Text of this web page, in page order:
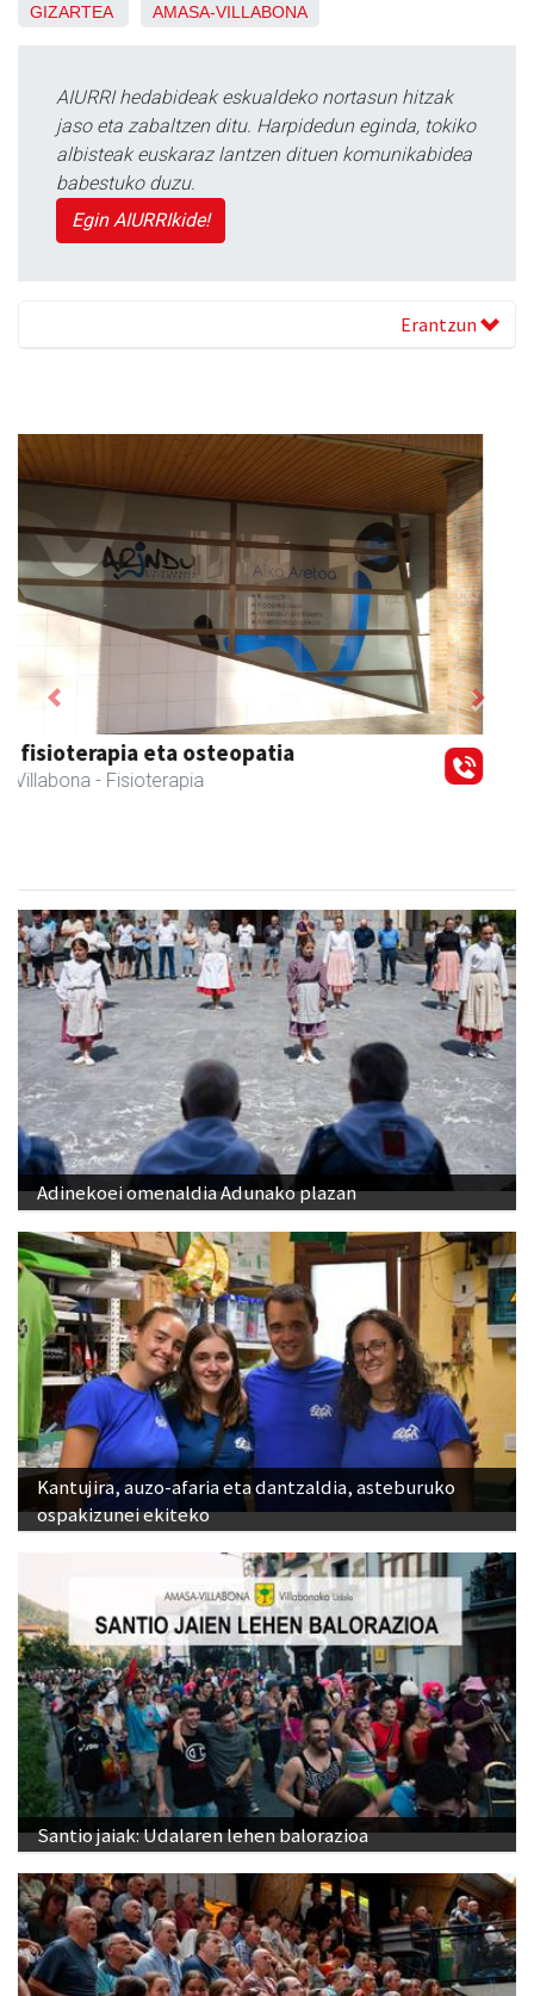
GIZARTEA AMASA-VILLABONA
AIURRI hedabideak eskualdeko nortasun hitzak
jaso eta zabaltzen ditu. Harpidedun eginda, tokiko
albisteak euskaraz lantzen dituen komunikabidea
babestuko duzu.
Egin AIURRIkide!
Erantzun
Fleming Herri Eskola
Amasa-Villabona - Hezkuntza
Previous Next
Adinekoei omenaldia Adunako plazan
Kantujira, auzo-afaria eta dantzaldia, asteburuko
ospakizunei ekiteko
Santio jaiak: Udalaren lehen balorazioa